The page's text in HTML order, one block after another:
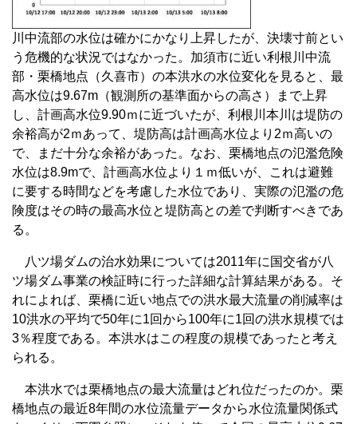
川中流部の水位は確かにかなり上昇したが、決壊寸前とい
う危機的な状況ではなかった。加須市に近い利根川中流
部・栗橋地点（久喜市）の本洪水の水位変化を見ると、最
高水位は9.67m（観測所の基準面からの高さ）まで上昇
し、計画高水位9.90ｍに近づいたが、利根川本川は堤防の
余裕高が2ｍあって、堤防高は計画高水位より2ｍ高いの
で、まだ十分な余裕があった。なお、栗橋地点の氾濫危険
水位は8.9mで、計画高水位より１ｍ低いが、これは避難
に要する時間などを考慮した水位であり、実際の氾濫の危
険度はその時の最高水位と堤防高との差で判断すべきであ
る。
八ツ場ダムの治水効果については2011年に国交省が八
ツ場ダム事業の検証時に行った詳細な計算結果がある。そ
れによれば、栗橋に近い地点での洪水最大流量の削減率は
10洪水の平均で50年に1回から100年に1回の洪水規模では
3％程度である。本洪水はこの程度の規模であったと考え
られる。
本洪水では栗橋地点の最大流量はどれ位だったのか。栗
橋地点の最近8年間の水位流量データから水位流量関係式